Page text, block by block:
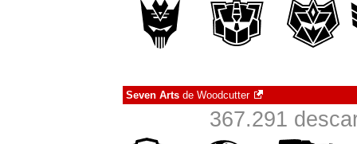
Seven Arts de Woodcutter
367.291